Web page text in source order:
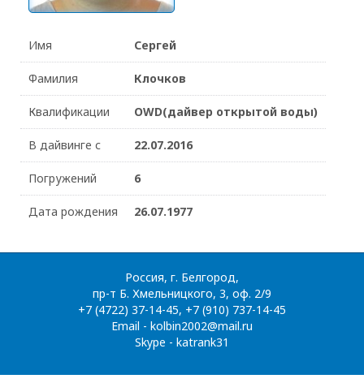
Имя Сергей
Фамилия Клочков
Квалификации OWD(дайвер открытой воды)
В дайвинге с 22.07.2016
Погружений 6
Дата рождения 26.07.1977
Россия, г. Белгород,
пр-т Б. Хмельницкого, 3, оф. 2/9
+7 (4722) 37-14-45, +7 (910) 737-14-45
Email - kolbin2002@mail.ru
Skype - katrank31